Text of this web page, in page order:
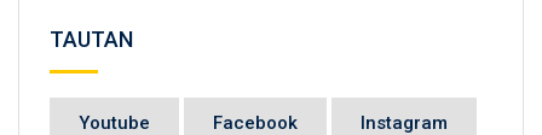
TAUTAN
Youtube Facebook Instagram